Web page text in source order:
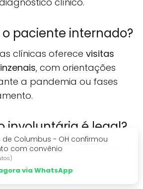
o paciente internado?
clínicas oferece visitas
, com orientações
a pandemia ou fases
involuntária é legal?
(Lei nº 13.840/2019), desde
e solicitação por
legal.
de Columbus - OH confirmou
com convênio
via WhatsApp